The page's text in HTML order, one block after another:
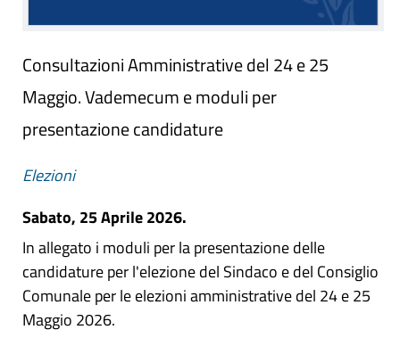
Consultazioni Amministrative del 24 e 25
Maggio. Vademecum e moduli per
presentazione candidature
Elezioni
Sabato, 25 Aprile 2026.
In allegato i moduli per la presentazione delle
candidature per l'elezione del Sindaco e del Consiglio
Comunale per le elezioni amministrative del 24 e 25
Maggio 2026.